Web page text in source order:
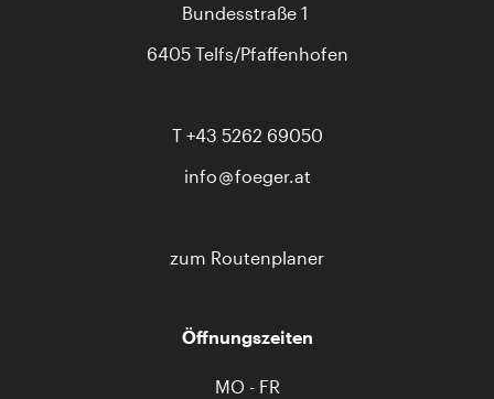
Bundesstraße 1
6405 Telfs/Pfaffenhofen
T +43 5262 69050
info
foeger.at
zum Routenplaner
Öffnungszeiten
MO - FR